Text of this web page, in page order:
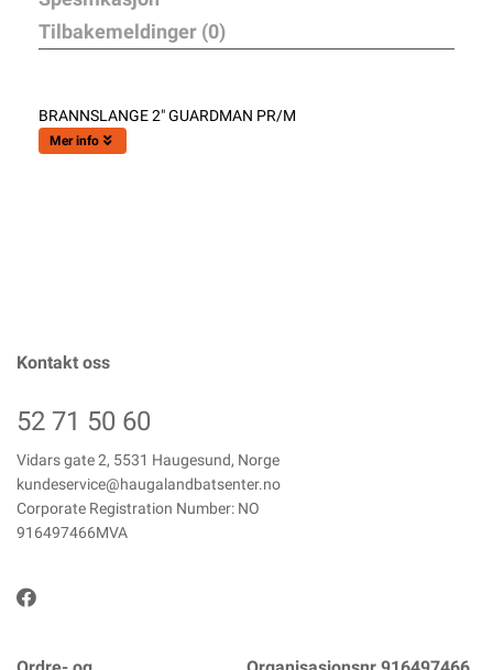
Tilbakemeldinger (0)
BRANNSLANGE 2" GUARDMAN PR/M
Mer info
Kontakt oss
52 71 50 60
Vidars gate 2, 5531 Haugesund, Norge
kundeservice@haugalandbatsenter.no
Corporate Registration Number: NO
916497466MVA